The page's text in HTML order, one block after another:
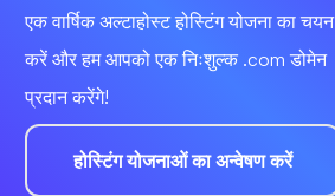
एक वार्षिक अल्टाहोस्ट होस्टिंग योजना का चयन
करें और हम आपको एक निःशुल्क .com डोमेन
प्रदान करेंगे!
होस्टिंग योजनाओं का अन्वेषण करें